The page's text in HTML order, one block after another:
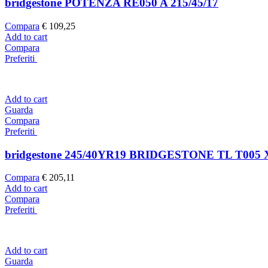
bridgestone POTENZA RE050 A 215/45/17
Compara € 109,25
Add to cart
Compara
Preferiti
Add to cart
Guarda
Compara
Preferiti
bridgestone 245/40YR19 BRIDGESTONE TL T005
Compara € 205,11
Add to cart
Compara
Preferiti
Add to cart
Guarda